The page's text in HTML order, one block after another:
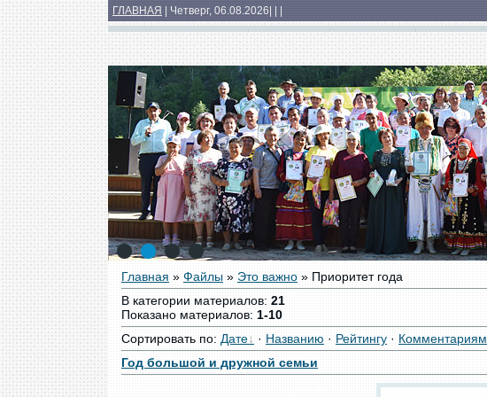
ГЛАВНАЯ | Четверг, 06.08.2026
Медиатека
1 2 3
4
Главная » Файлы » Это важно » Приоритет года
В категории материалов: 21
Показано материалов: 1-10
Сортировать по: Дате · Названию · Рейтингу · Комментариям
Год большой и дружной семьи